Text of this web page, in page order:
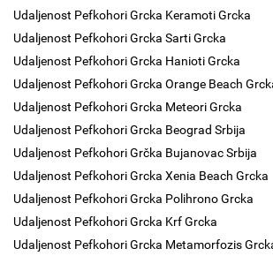
Udaljenost Pefkohori Grcka Keramoti Grcka
Udaljenost Pefkohori Grcka Sarti Grcka
Udaljenost Pefkohori Grcka Hanioti Grcka
Udaljenost Pefkohori Grcka Orange Beach
Udaljenost Pefkohori Grcka Meteori Grcka
Udaljenost Pefkohori Grcka Beograd Srbija
Udaljenost Pefkohori Grčka Bujanovac Srbija
Udaljenost Pefkohori Grcka Xenia Beach Grcka
Udaljenost Pefkohori Grcka Polihrono Grcka
Udaljenost Pefkohori Grcka Krf Grcka
Udaljenost Pefkohori Grcka Metamorfozis